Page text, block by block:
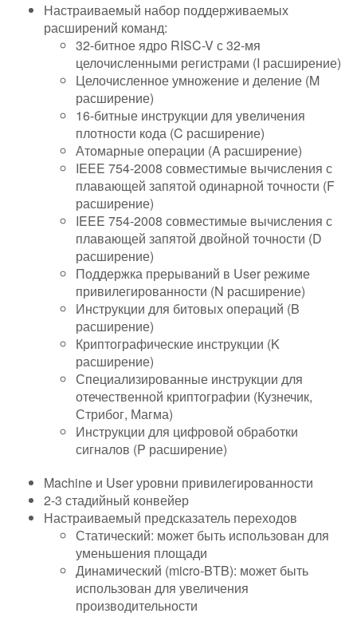
Настраиваемый набор поддерживаемых
расширений команд:
32-битное ядро RISC-V с 32-мя
целочисленными регистрами (I расширение)
Целочисленное умножение и деление (M
расширение)
16-битные инструкции для увеличения
плотности кода (C расширение)
Атомарные операции (A расширение)
IEEE 754-2008 совместимые вычисления с
плавающей запятой одинарной точности (F
расширение)
IEEE 754-2008 совместимые вычисления с
плавающей запятой двойной точности (D
расширение)
Поддержка прерываний в User режиме
привилегированности (N расширение)
Инструкции для битовых операций (B
расширение)
Криптографические инструкции (K
расширение)
Специализированные инструкции для
отечественной криптографии (Кузнечик,
Стрибог, Магма)
Инструкции для цифровой обработки
сигналов (P расширение)
Machine и User уровни привилегированности
2-3 стадийный конвейер
Настраиваемый предсказатель переходов
Статический: может быть использован для
уменьшения площади
Динамический (micro-BTB): может быть
использован для увеличения
производительности